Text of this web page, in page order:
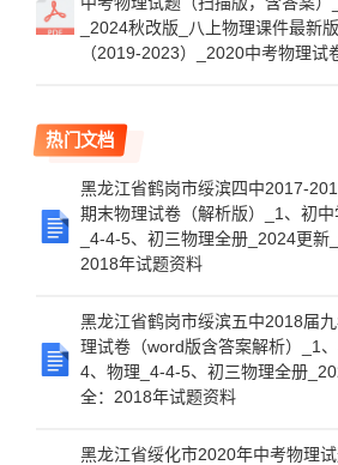
_2024秋改版_八上物理课件最新
（2019-2023）_2020中考物理试
热门文档
黑龙江省鹤岗市绥滨四中2017-
期末物理试卷（解析版）_1、初
_4-4-5、初三物理全册_2024更新
2018年试题资料
黑龙江省鹤岗市绥滨五中2018届
理试卷（word版含答案解析）_1
4、物理_4-4-5、初三物理全册
全：2018年试题资料
黑龙江省绥化市2020年中考物理